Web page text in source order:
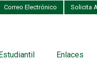
Correo Electrónico Solicita
Enlaces